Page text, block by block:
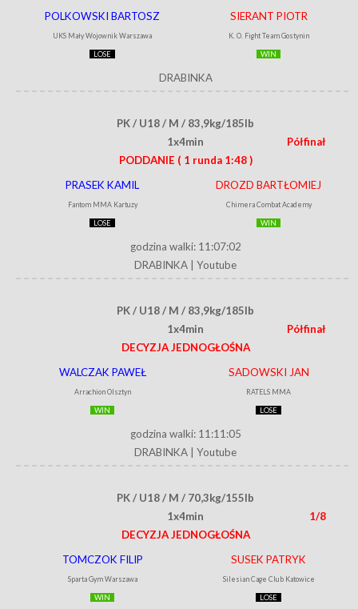
POLKOWSKI BARTOSZ
UKS Mały Wojownik Warszawa
LOSE
SIERANT PIOTR
K. O. Fight Team Gostynin
WIN
DRABINKA
PK / U18 / M / 83,9kg/185lb
1x4min
Półfinał
PODDANIE ( 1 runda 1:48 )
PRASEK KAMIL
Fantom MMA Kartuzy
LOSE
DROZD BARTŁOMIEJ
Chimera Combat Academy
WIN
godzina walki: 11:07:02
DRABINKA
Youtube
PK / U18 / M / 83,9kg/185lb
1x4min
Półfinał
DECYZJA JEDNOGŁOŚNA
WALCZAK PAWEŁ
Arrachion Olsztyn
WIN
SADOWSKI JAN
RATELS MMA
LOSE
godzina walki: 11:11:05
DRABINKA
Youtube
PK / U18 / M / 70,3kg/155lb
1x4min
1/8
DECYZJA JEDNOGŁOŚNA
TOMCZOK FILIP
Sparta Gym Warszawa
WIN
SUSEK PATRYK
Silesian Cage Club Katowice
LOSE